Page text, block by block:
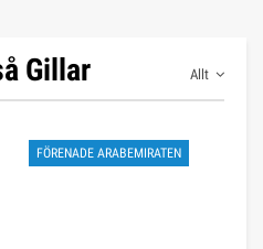
Allt
Gillar
FÖRENADE ARABEMIRATEN